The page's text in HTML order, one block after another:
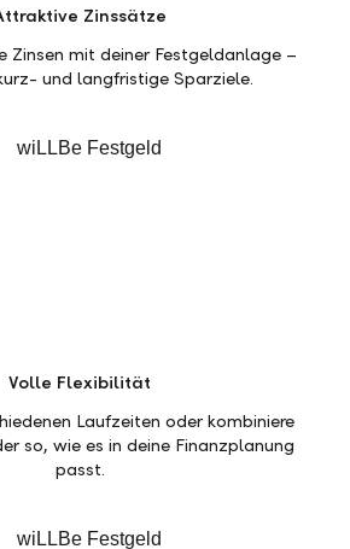
Zinssätze
Zinsen mit deiner Festgeldanlage –
und langfristige Sparziele.
Volle Flexibilität
Laufzeiten oder kombiniere
so, wie es in deine Finanzplanung
passt.